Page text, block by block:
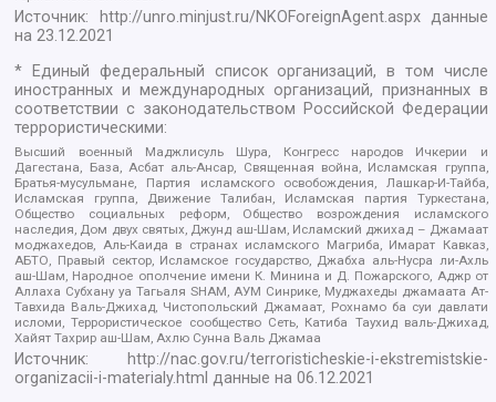
Источник: http://unro.minjust.ru/NKOForeignAgent.aspxданные
на23.12.2021
* Единый федеральный список организаций, в том числе
иностранных и международных организаций, признанных в
соответствии с законодательством Российской Федерации
террористическими:
Высший военный Маджлисуль Шура, Конгресс народов Ичкерии и
Дагестана, База, Асбат аль-Ансар, Священная война, Исламская группа,
Братья-мусульмане, Партия исламского освобождения, Лашкар-И-Тайба,
Исламская группа, Движение Талибан, Исламская партия Туркестана,
Общество социальных реформ, Общество возрождения исламского
наследия, Дом двух святых, Джунд аш-Шам, Исламский джихад – Джамаат
моджахедов, Аль-Каида в странах исламского Магриба, Имарат Кавказ,
АБТО, Правый сектор, Исламское государство, Джабха аль-Нусра ли-Ахль
аш-Шам, Народное ополчение имени К. Минина и Д. Пожарского, Аджр от
Аллаха Субхану уа Тагьаля SHAM, АУМ Синрике, Муджахеды джамаата Ат-
Тавхида Валь-Джихад, Чистопольский Джамаат, Рохнамо ба суи давлати
исломи, Террористическое сообщество Сеть, Катиба Таухид валь-Джихад,
Хайят Тахрир аш-Шам, Ахлю Сунна Валь Джамаа
Источник:
http://nac.gov.ru/terroristicheskie-i-ekstremistskie-
organizacii-i-materialy.html данные на06.12.2021